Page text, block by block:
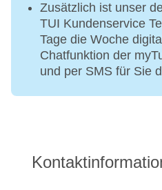
Zusätzlich ist unser
TUI Kundenservice
Tage die Woche
Chatfunktion der
und per SMS für Sie